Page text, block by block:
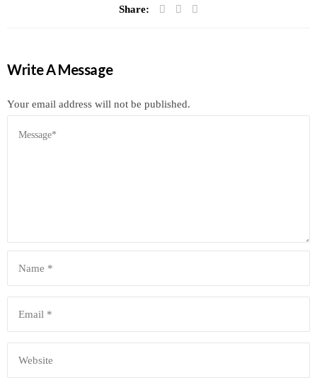
Share:
Write A Message
Your email address will not be published.